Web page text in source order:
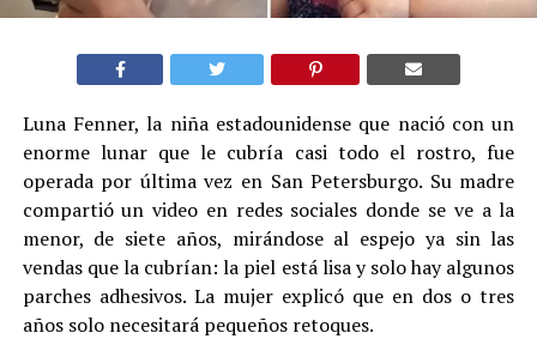
Luna Fenner, la niña estadounidense que nació con un
enorme lunar que le cubría casi todo el rostro, fue
operada por última vez en San Petersburgo. Su madre
compartió un video en redes sociales donde se ve a la
menor, de siete años, mirándose al espejo ya sin las
vendas que la cubrían: la piel está lisa y solo hay algunos
parches adhesivos. La mujer explicó que en dos o tres
años solo necesitará pequeños retoques.